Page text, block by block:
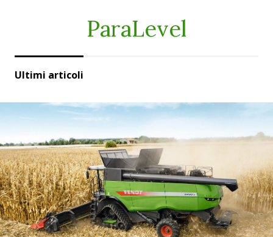
ParaLevel
Ultimi articoli